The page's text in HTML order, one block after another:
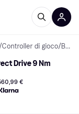
/Controller di gioco/ Basi per Servo
Drive 9 Nm
€